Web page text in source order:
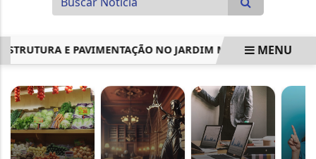
E PAVIMENTAÇÃO NO JARDIM MARACANÃMENU